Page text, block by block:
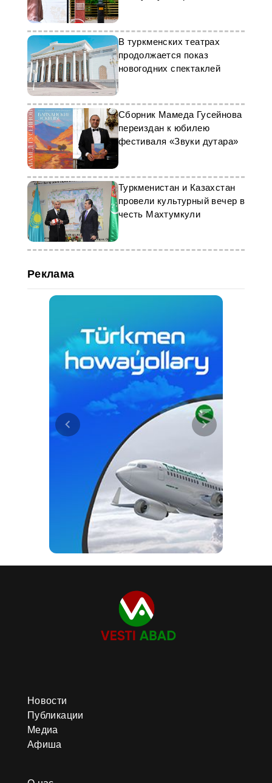
В туркменских театрах
продолжается показ
новогодних спектаклей
Сборник Мамеда Гусейнова
переиздан к юбилею
фестиваля «Звуки дутара»
Туркменистан и Казахстан
провели культурный вечер в
честь Махтумкули
Реклама
Новости
Публикации
Медиа
Афиша